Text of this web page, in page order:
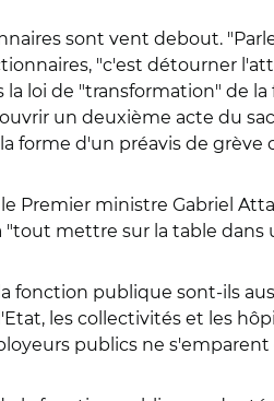
sont vent debout.
"c'est détourner
la loi de "transformation" de
un deuxième acte du
forme d'un préavis de
Premier ministre Gabriel
"tout mettre sur la table dans
fonction publique sont-ils
les collectivités et les
publics ne